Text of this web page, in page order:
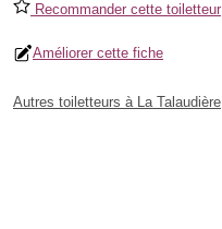
Recommander cette toiletteur
Améliorer cette fiche
Autres toiletteurs à La Talaudière